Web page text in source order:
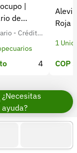
|
de
- Crédito
Agricult
4
Roja
1
COP
¿Necesitas
ayuda?